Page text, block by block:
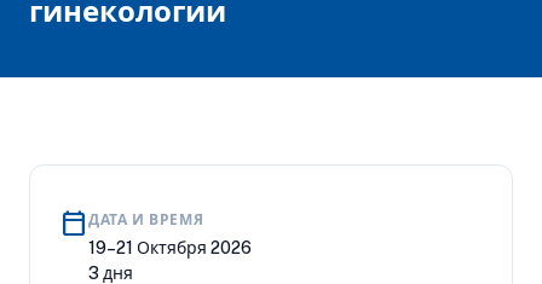
гинекологии
calendar_today ДАТА И ВРЕМЯ
19–21 Октября 2026
3 дня